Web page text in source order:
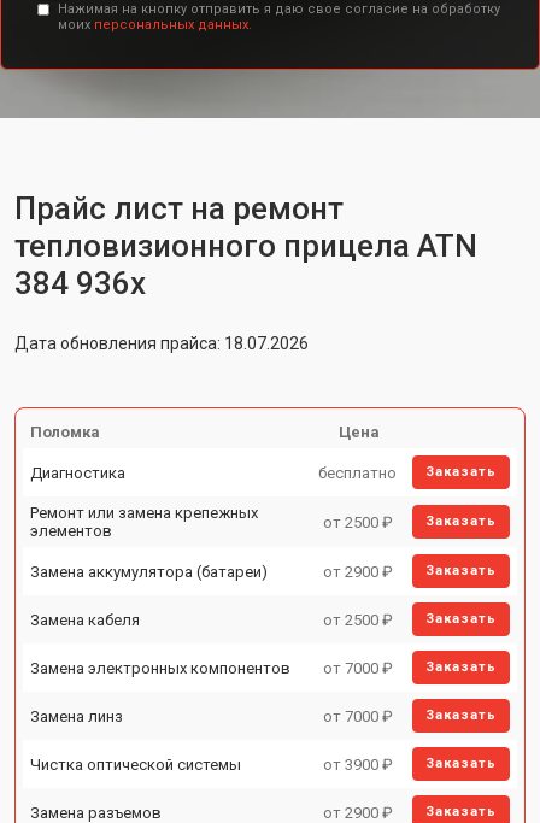
Нажимая на кнопку отправить я даю свое согласие на обработку
моих персональных данных.
Прайс лист на ремонт
тепловизионного прицела ATN
384 936x
Дата обновления прайса: 18.07.2026
Поломка Цена
Диагностика бесплатно Заказать
Ремонт или замена крепежных
элементов
от 2500 ₽ Заказать
Замена аккумулятора (батареи) от 2900 ₽ Заказать
Замена кабеля от 2500 ₽ Заказать
Замена электронных компонентов от 7000 ₽ Заказать
Замена линз от 7000 ₽ Заказать
Чистка оптической системы от 3900 ₽ Заказать
Замена разъемов от 2900 ₽ Заказать